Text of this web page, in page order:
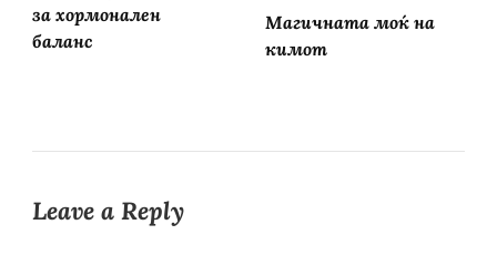
за хормонален
баланс
Магичната моќ на
кимот
Leave a Reply